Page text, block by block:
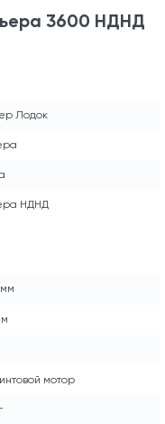
3600 НДНД
Лодок
НДНД
мотор